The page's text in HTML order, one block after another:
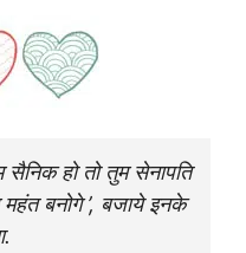
हो तो तुम सेनापति
बनोगे ’, बजाये इनके